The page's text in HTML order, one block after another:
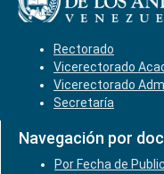
Rectorado
Vicerectorado
Vicerectorado
Secretaría
Navegación por
Por Fecha de